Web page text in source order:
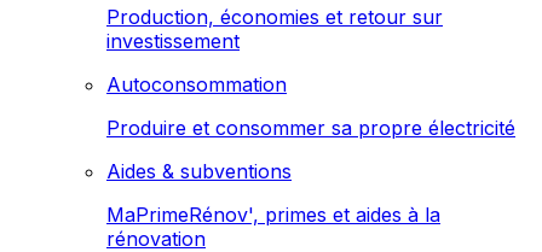
Production, économies et retour sur
investissement
Autoconsommation
Produire et consommer sa propre électricité
Aides & subventions
MaPrimeRénov', primes et aides à la
rénovation